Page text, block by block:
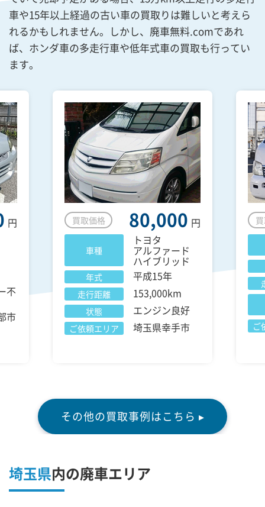
車や15年以上経過の古い車の買取りは難しいと考えら
れるかもしれません。しかし、廃車無料.comであれ
ば、ホンダ車の多走行車や低年式車の買取も行ってい
ます。
円
不
市
買取価格 80,000 円
車種
トヨタ
アルファード
ハイブリッド
年式 平成15年
走行距離 153,000km
状態 エンジン良好
ご依頼エリア 埼玉県幸手市 ご
その他の買取事例はこちら ▸
埼玉県内の廃車エリア